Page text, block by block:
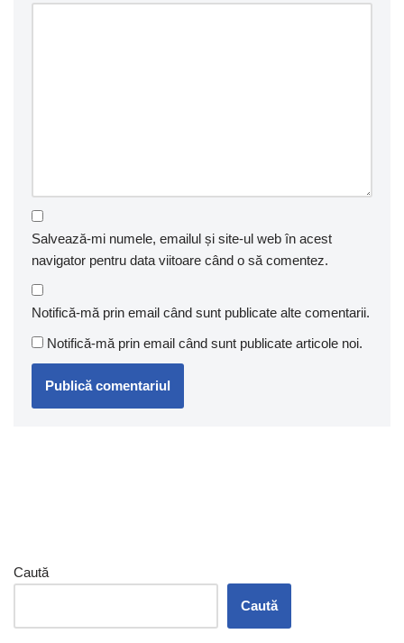
Salvează-mi numele, emailul și site-ul web în acest
navigator pentru data viitoare când o să comentez.
Notifică-mă prin email când sunt publicate alte comentarii.
Notifică-mă prin email când sunt publicate articole noi.
Caută
Caută